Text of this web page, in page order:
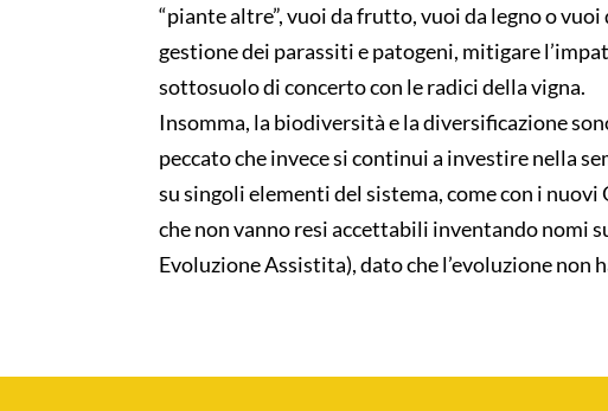
“piante altre”, vuoi da frutto, vuoi da legno o
gestione dei parassiti e patogeni, mitigare
sottosuolo di concerto con le radici della vigna.
Insomma, la biodiversità e la diversificazione
peccato che invece si continui a investire nella
su singoli elementi del sistema, come con i
che non vanno resi accettabili inventando nomi
Evoluzione Assistita), dato che l’evoluzione non